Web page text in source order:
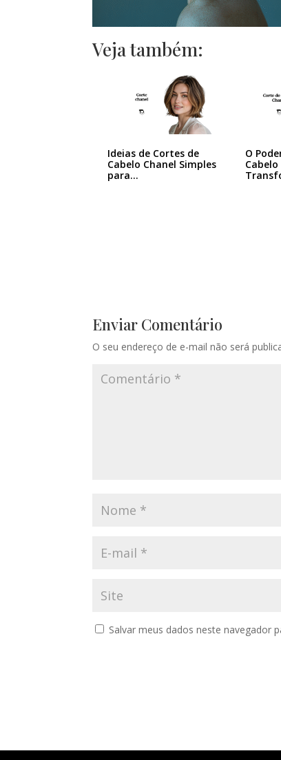
Veja também:
Ideias de Cortes de
Cabelo Chanel Simples
para…
O
Cabelo
Enviar Comentário
O seu endereço de e-mail não será
Salvar meus dados neste navegador